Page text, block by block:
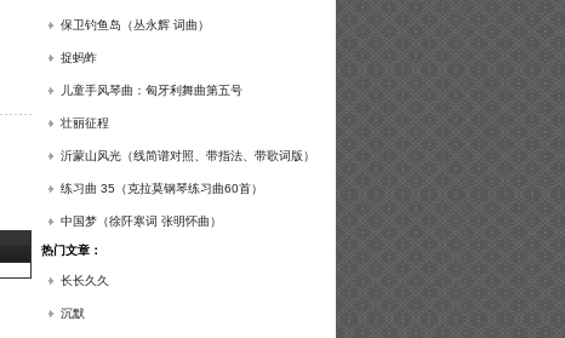
保卫钓鱼岛（丛永辉 词曲）
捉蚂蚱
儿童手风琴曲：匈牙利舞曲第五号
壮丽征程
沂蒙山风光（线简谱对照、带指法、带歌词版）
练习曲 35（克拉莫钢琴练习曲60首）
中国梦（徐阡寒词 张明怀曲）
热门文章：
长长久久
沉默